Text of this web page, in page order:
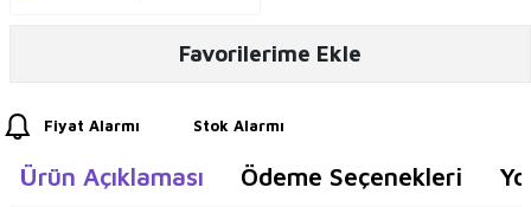
Favorilerime Ekle
Fiyat Alarmı Stok Alarmı
Ürün Açıklaması Ödeme Seçenekleri